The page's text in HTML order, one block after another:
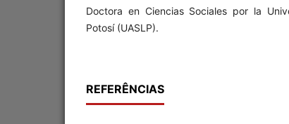
Doctora en Ciencias Sociales por la
Potosí (UASLP).
REFERÊNCIAS